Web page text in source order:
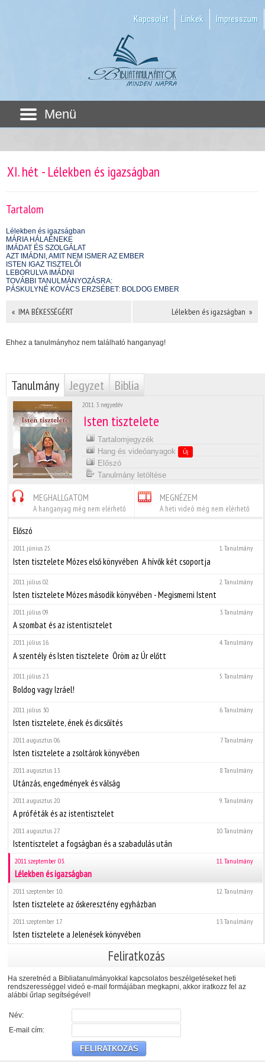
Kapcsolat Linkek Impresszum
Menü
XI. hét - Lélekben és igazságban
Tartalom
Lélekben és igazságban
MÁRIA HÁLAÉNEKE
IMÁDAT ÉS SZOLGÁLAT
AZT IMÁDNI, AMIT NEM ISMER AZ EMBER
ISTEN IGAZ TISZTELŐI
LEBORULVA IMÁDNI
TOVÁBBI TANULMÁNYOZÁSRA:
PÁSKULYNÉ KOVÁCS ERZSÉBET: BOLDOG EMBER
« IMA BÉKESSÉGÉRT Lélekben és igazságban »
Ehhez a tanulmányhoz nem található hanganyag!
Tanulmány Jegyzet Biblia
2011. 3. negyedév
Isten tisztelete
Tartalomjegyzék
Hang és videóanyagok
Új
Előszó
Tanulmány letöltése
MEGHALLGATOM
A hanganyag még nem elérhető
MEGNÉZEM
A heti videó még nem elérhető
Előszó
1. Tanulmány
2011. június 25.
Isten tisztelete Mózes első könyvében  A hívők két csoportja
2. Tanulmány
2011. július 02.
Isten tisztelete Mózes második könyvében - Megismerni Istent
3. Tanulmány
2011. július 09.
A szombat és az istentisztelet
4. Tanulmány
2011. július 16.
A szentély és Isten tisztelete  Öröm az Úr előtt
5. Tanulmány
2011. július 23.
Boldog vagy Izráel!
6. Tanulmány
2011. július 30.
Isten tisztelete, ének és dicsőítés
7. Tanulmány
2011. augusztus 06.
Isten tisztelete a zsoltárok könyvében
8. Tanulmány
2011. augusztus 13.
Utánzás, engedmények és válság
9. Tanulmány
2011. augusztus 20.
A próféták és az istentisztelet
10. Tanulmány
2011. augusztus 27.
Istentisztelet a fogságban és a szabadulás után
11. Tanulmány
2011. szeptember 03.
Lélekben és igazságban
12. Tanulmány
2011. szeptember 10.
Isten tisztelete az őskeresztény egyházban
13. Tanulmány
2011. szeptember 17.
Isten tisztelete a Jelenések könyvében
Feliratkozás
Ha szeretnéd a Bibliatanulmányokkal kapcsolatos beszélgetéseket heti
rendszerességgel videó e-mail formájában megkapni, akkor iratkozz fel az
alábbi űrlap segítségével!
Név:
E-mail cím: